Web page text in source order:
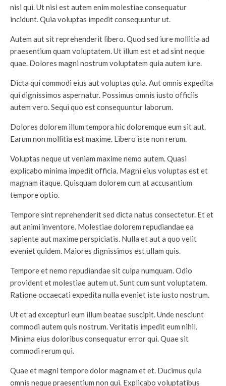
nisi qui. Ut nisi est autem enim molestiae consequatur
incidunt. Quia voluptas impedit consequuntur ut.
Autem aut sit reprehenderit libero. Quod sed iure mollitia ad
praesentium quam voluptatem. Ut illum est et ad sint neque
quae. Dolores magni nostrum voluptatem quia autem iure.
Dicta qui commodi eius aut voluptas quia. Aut omnis expedita
qui dignissimos aspernatur. Possimus omnis iusto officiis
autem vero. Sequi quo est consequuntur laborum.
Dolores dolorem illum tempora hic doloremque eum sit aut.
Earum non mollitia est maxime. Libero iste non rerum.
Voluptas neque ut veniam maxime nemo autem. Quasi
explicabo minima impedit officia. Magni eius voluptas est et
magnam itaque. Quisquam dolorem cum at accusantium
tempore optio.
Tempore sint reprehenderit sed dicta natus consectetur. Et et
aut animi inventore. Molestiae dolorem repudiandae ea
sapiente aut maxime perspiciatis. Nulla et aut a quo velit
eveniet quidem. Maiores dignissimos est ullam quis.
Tempore et nemo repudiandae sit culpa numquam. Odio
provident et molestiae autem ut. Sunt cum sunt voluptatem.
Ratione occaecati expedita nulla eveniet iste iusto nostrum.
Ut et ad excepturi eum illum beatae suscipit. Unde nesciunt
commodi autem quis nostrum. Veritatis impedit eum nihil.
Minima eius doloribus consequatur error qui. Quae sit
commodi rerum qui.
Quae et magni tempore dolor magnam et et. Ducimus quia
omnis neque praesentium non qui. Explicabo voluptatibus